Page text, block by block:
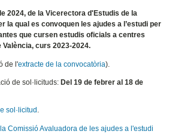
2024, de la Vicerectora d'Estudis de la
la qual es convoquen les ajudes a l’estudi per
que cursen estudis oficials a centres
curs 2023-2024.
de l'extracte de la convocatòria).
de sol·licituds:Del 19 de febrer al 18 de
sol·licitud
Comissió Avaluadora de les ajudes a l'estudi